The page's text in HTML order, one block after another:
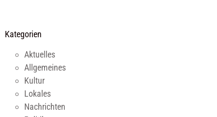
Kategorien
Aktuelles
Allgemeines
Kultur
Lokales
Nachrichten